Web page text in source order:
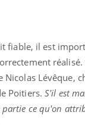
fiable, il est
réalisé.
Nicolas Lévêque,
Poitiers.S'il est
ce qu'on